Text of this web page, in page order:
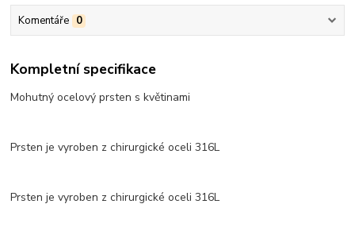
Komentáře 0
Kompletní specifikace
Mohutný ocelový prsten s květinami
Prsten je vyroben z chirurgické oceli 316L
Prsten je vyroben z chirurgické oceli 316L